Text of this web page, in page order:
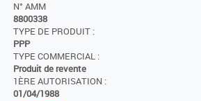
N° AMM
8800338
TYPE DE PRODUIT :
PPP
TYPE COMMERCIAL :
Produit de revente
1ÈRE AUTORISATION :
01/04/1988